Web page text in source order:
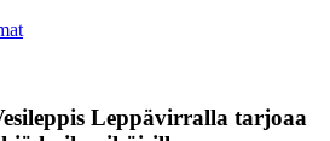
Leppävirralla tarjoaa